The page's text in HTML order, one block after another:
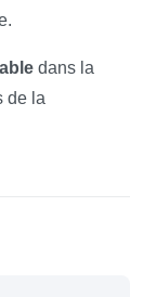
dans la
de la